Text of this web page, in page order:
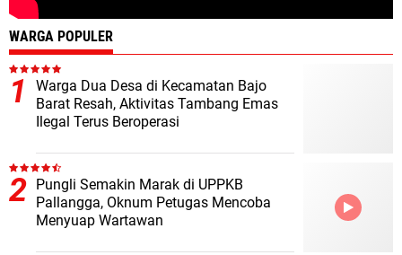
WARGA POPULER
Warga Dua Desa di Kecamatan Bajo
Barat Resah, Aktivitas Tambang Emas
Ilegal Terus Beroperasi
Pungli Semakin Marak di UPPKB
Pallangga, Oknum Petugas Mencoba
Menyuap Wartawan